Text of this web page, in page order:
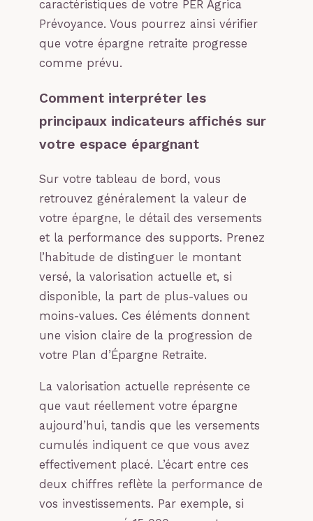
caractéristiques de votre PER Agrica
Prévoyance. Vous pourrez ainsi vérifier
que votre épargne retraite progresse
comme prévu.
Comment interpréter les
principaux indicateurs affichés sur
votre espace épargnant
Sur votre tableau de bord, vous
retrouvez généralement la valeur de
votre épargne, le détail des versements
et la performance des supports. Prenez
l’habitude de distinguer le montant
versé, la valorisation actuelle et, si
disponible, la part de plus-values ou
moins-values. Ces éléments donnent
une vision claire de la progression de
votre Plan d’Épargne Retraite.
La valorisation actuelle représente ce
que vaut réellement votre épargne
aujourd’hui, tandis que les versements
cumulés indiquent ce que vous avez
effectivement placé. L’écart entre ces
deux chiffres reflète la performance de
vos investissements. Par exemple, si